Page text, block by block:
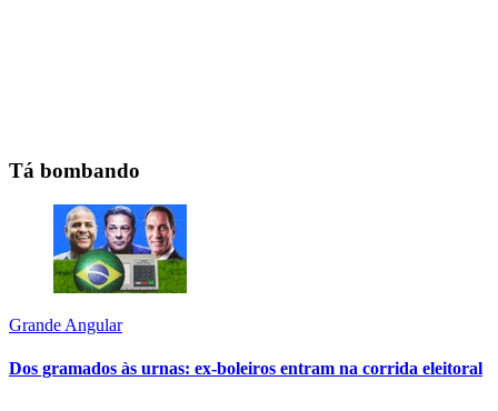
Tá bombando
Grande Angular
Dos gramados às urnas: ex-boleiros entram na corrida eleitoral